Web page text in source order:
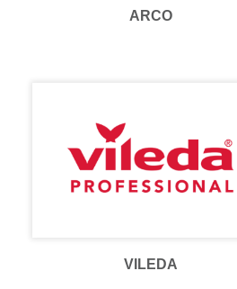
ARCO
VILEDA